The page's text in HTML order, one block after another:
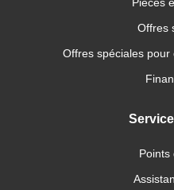
Offres
Offres spéciales
Points